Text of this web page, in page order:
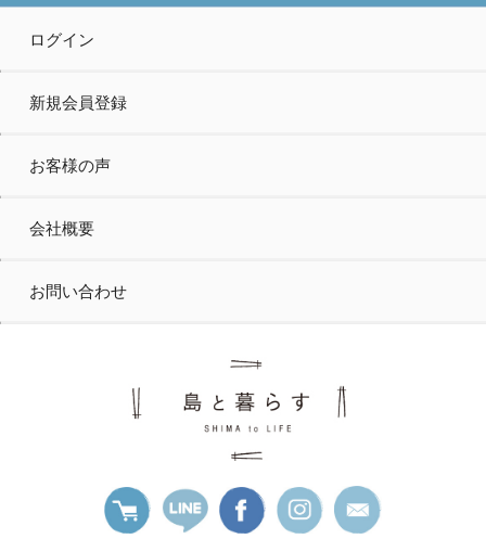
ログイン
新規会員登録
お客様の声
会社概要
お問い合わせ